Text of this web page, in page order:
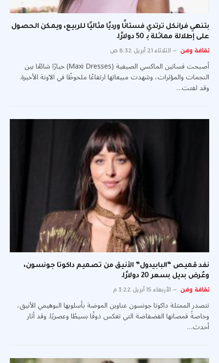
بتنهي فرانكل ترتدي فستانًا ورديًا مثاليًا للربيع، ويمكن الحصول
على إطلالة مماثلة بـ 50 دولارًا.
ثقافة وفن الثلاثاء 21 أبريل 8:32 ص
أصبحت فساتين الماكسي الصيفية (Maxi Dresses) خيارًا شائعًا بين
النجمات والمؤثرات، وشهدت مبيعاتها ارتفاعًا ملحوظًا في الآونة الأخيرة.
وقد لفتت…
نفد قميص “البابيدول” الأنيق من تصميم داكوتا جونسون،
وعُرض بديل بسعر 20 دولارًا.
ثقافة وفن الأربعاء 15 أبريل 3:22 م
تتصدر الممثلة داكوتا جونسون عناوين الموضة بأسلوبها البوهيمي الأنيق،
وخاصةً قمصانها الفضفاضة التي تعكس ذوقًا بسيطًا وعصريًا. وقد أثار
أحدث…